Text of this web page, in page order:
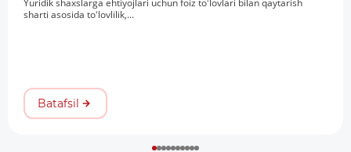
sharti asosida toʻlovlilik,...
Batafsil